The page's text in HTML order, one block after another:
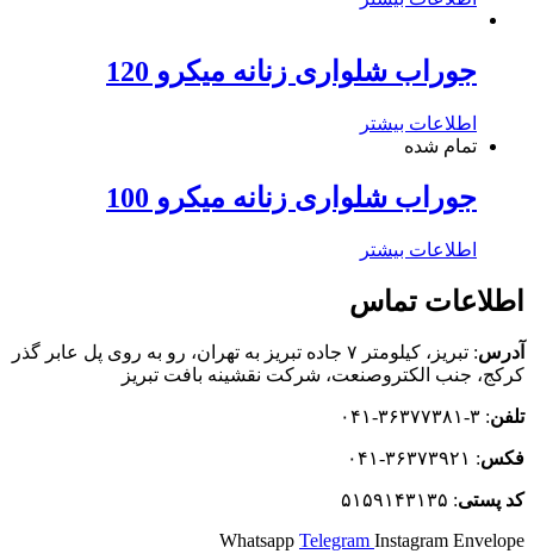
جوراب شلواری زنانه میکرو 120
اطلاعات بیشتر
تمام شده
جوراب شلواری زنانه میکرو 100
اطلاعات بیشتر
اطلاعات تماس
آدرس
: تبریز، كيلومتر ۷ جاده تبريز به تهران، رو به روی پل عابر گذر
کرکج، جنب الکتروصنعت، شركت نقشينه بافت تبريز
تلفن: ۳-۳۶۳۷۷۳۸۱-۰۴۱
فکس: ۳۶۳۷۳۹۲۱-۰۴۱
كد پستی: ۵۱۵۹۱۴۳۱۳۵
Whatsapp Telegram Instagram Envelope